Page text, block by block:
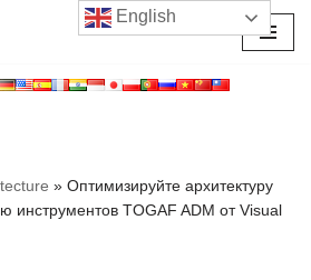
» Оптимизируйте архитектуру
инструментов TOGAF ADM от Visual
English